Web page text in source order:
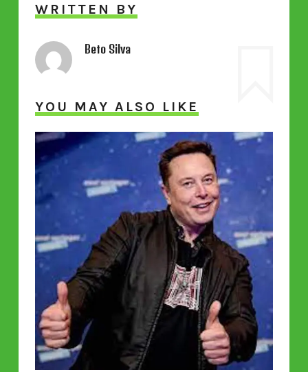
WRITTEN BY
Beto Silva
YOU MAY ALSO LIKE